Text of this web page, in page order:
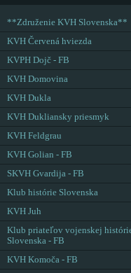
**Združenie KVH Slovenska**
KVH Červená hviezda
KVPH Dojč - FB
KVH Domovina
KVH Dukla
KVH Dukliansky priesmyk
KVH Feldgrau
KVH Golian - FB
SKVH Gvardija - FB
Klub histórie Slovenska
KVH Juh
Klub priateľov vojenskej
Slovenska - FB
KVH Komoča - FB